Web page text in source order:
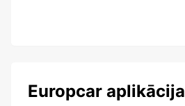
Europcar aplikācija